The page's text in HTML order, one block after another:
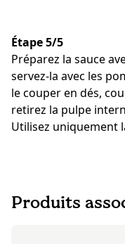
Étape 5/5
Préparez la sauce
servez-la avec les
le couper en dés,
retirez la pulpe
Utilisez uniquement
Produits